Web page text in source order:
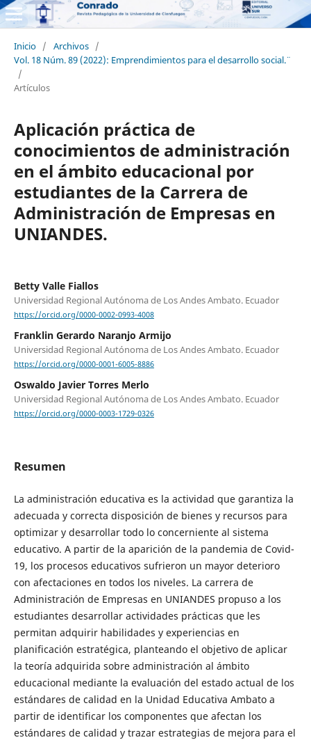
Inicio / Archivos /
Vol. 18 Núm. 89 (2022): ¨Emprendimientos para el desarrollo social.¨
/
Artículos
Aplicación práctica de
conocimientos de administración
en el ámbito educacional por
estudiantes de la Carrera de
Administración de Empresas en
UNIANDES.
Betty Valle Fiallos
Universidad Regional Autónoma de Los Andes Ambato. Ecuador
https://orcid.org/0000-0002-0993-4008
Franklin Gerardo Naranjo Armijo
Universidad Regional Autónoma de Los Andes Ambato. Ecuador
https://orcid.org/0000-0001-6005-8886
Oswaldo Javier Torres Merlo
Universidad Regional Autónoma de Los Andes Ambato. Ecuador
https://orcid.org/0000-0003-1729-0326
Resumen
La administración educativa es la actividad que garantiza la
adecuada y correcta disposición de bienes y recursos para
optimizar y desarrollar todo lo concerniente al sistema
educativo. A partir de la aparición de la pandemia de Covid-
19, los procesos educativos sufrieron un mayor deterioro
con afectaciones en todos los niveles. La carrera de
Administración de Empresas en UNIANDES propuso a los
estudiantes desarrollar actividades prácticas que les
permitan adquirir habilidades y experiencias en
planificación estratégica, planteando el objetivo de aplicar
la teoría adquirida sobre administración al ámbito
educacional mediante la evaluación del estado actual de los
estándares de calidad en la Unidad Educativa Ambato a
partir de identificar los componentes que afectan los
estándares de calidad y trazar estrategias de mejora para el